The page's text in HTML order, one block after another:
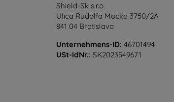
Shield-Sk s.r.o.
Ulica Rudolfa Mocka 3750/2A
841 04 Bratislava
Unternehmens-ID: 46701494
USt-IdNr.: SK2023549671